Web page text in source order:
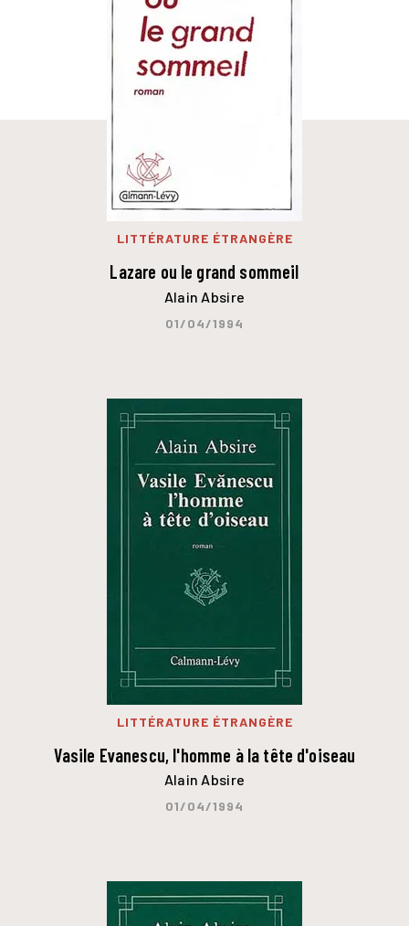
LITTÉRATURE ÉTRANGÈRE
Lazare ou le grand sommeil
Alain Absire
01/04/1994
LITTÉRATURE ÉTRANGÈRE
Vasile Evanescu, l'homme à la tête d'oiseau
Alain Absire
01/04/1994